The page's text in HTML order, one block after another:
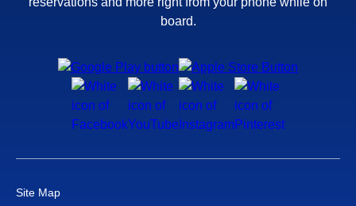
board.
Site Map